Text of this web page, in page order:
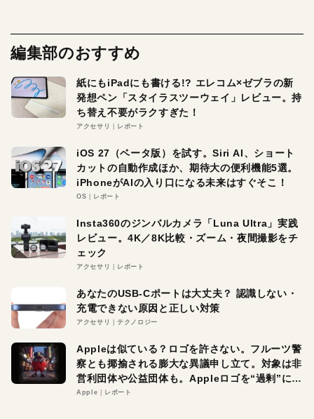
編集部のおすすめ
紙にもiPadにも書ける!? エレコム×ゼブラの新
発想ペン「スタイラスツーウェイ」レビュー。持
ち替え不要がラクすぎた！
アクセサリ レポート
iOS 27（ベータ版）を試す。Siri AI、ショート
カットの自動作成ほか、期待大の便利機能5選。
iPhoneがAIの入り口になる未来はすぐそこ！
OS レポート
Insta360のジンバルカメラ「Luna Ultra」実践
レビュー。4K／8K比較・ズーム・夜間撮影をチ
ェック
アクセサリ レポート
あなたのUSB-Cポートは大丈夫？ 認識しない・
充電できない原因と正しい対策
アクセサリ テクノロジー
Appleは似ている？ロゴを許さない。フルーツ警
察とも揶揄される膨大な異議申し立て。対象は非
営利団体や公益団体も。Appleロゴを“過剰”に守
る理由とは
Apple レポート